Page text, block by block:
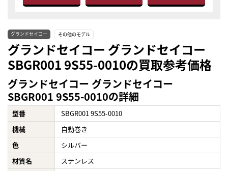
グランドセイコー その他のモデル
グランドセイコー グランドセイコー
SBGR001 9S55-0010の買取参考価格
グランドセイコー グランドセイコー
SBGR001 9S55-0010の詳細
型番
SBGR001 9S55-0010
機械
自動巻き
色
シルバー
材質名
ステンレス